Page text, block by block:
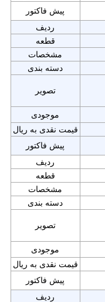
پیش فاکتور
ردیف
قطعه
مشخصات
دسته بندی
تصویر
موجودی
قیمت نقدی به ریال
پیش فاکتور
ردیف
قطعه
مشخصات
دسته بندی
تصویر
موجودی
قیمت نقدی به ریال
پیش فاکتور
ردیف